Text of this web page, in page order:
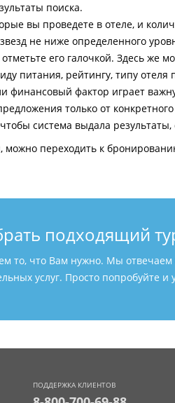
поиска.
вы проведете в отеле, и
не ниже определенного
его галочкой. Здесь же
питания, рейтингу, типу отеля
финансовый фактор играет
только от
система выдала
можно переходить к
подходящий
то, что Вам нужно. Мы
услуг. Просто попробуйте и
ПОДДЕРЖКА КЛИЕНТОВ